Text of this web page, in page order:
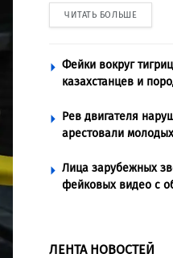
ЧИТАТЬ БОЛЬШЕ
Фейки вокруг
казахстанцев и
Рев двигателя
арестовали
Лица зарубежных
фейковых видео с
ЛЕНТА НОВОСТЕЙ